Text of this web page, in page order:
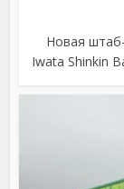
Новая
Iwata Shinkin